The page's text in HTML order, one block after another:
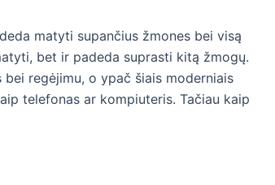
matyti supančius žmones bei visą
bet ir padeda suprasti kitą žmogų.
regėjimu, o ypač šiais moderniais
telefonas ar kompiuteris. Tačiau kaip